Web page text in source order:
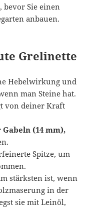
bevor Sie einen
anbauen.
Grelinette
Hebelwirkung und
man Steine hat.
von deiner Kraft
(14 mm),
Spitze, um
stärksten ist, wenn
in der
sie mit Leinöl,